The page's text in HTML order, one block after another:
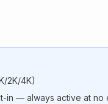
2K/4K)
in — always active at no